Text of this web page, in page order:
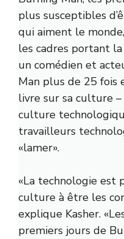
plus susceptibles
qui aiment le
les cadres portant
un comédien et
Man plus de 25 fois
livre sur sa culture –
culture
travailleurs
«lamer».
«La technologie est
culture à être les
explique Kasher.
premiers jours de